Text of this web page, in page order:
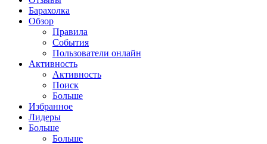
Барахолка
Обзор
Правила
События
Пользователи онлайн
Активность
Активность
Поиск
Больше
Избранное
Лидеры
Больше
Больше